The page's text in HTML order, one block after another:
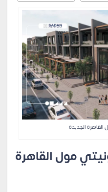
الجديدة
مول القاهرة